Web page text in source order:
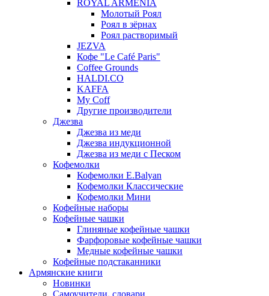
ROYAL ARMENIA
Молотый Роял
Роял в зёрнах
Роял растворимый
JEZVA
Кофе "Le Café Paris"
Coffee Grounds
HALDI.CO
KAFFA
My Coff
Другие производители
Джезва
Джезва из меди
Джезва индукционной
Джезва из меди с Песком
Кофемолки
Кофемолки E.Balyan
Кофемолки Классические
Кофемолки Мини
Кофейные наборы
Кофейные чашки
Глиняные кофейные чашки
Фарфоровые кофейные чашки
Медные кофейные чашки
Кофейные подстаканники
Армянские книги
Новинки
Самоучители, словари